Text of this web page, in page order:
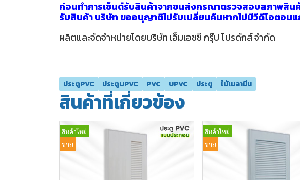
ก่อนทำการเซ็นต์รับสินค้าจากขนส่งกรุณาตรวจสอบสภาพสินค้
รับสินค้า บริษัท ขออนุญาติไม่รับเปลี่ยนคืนหากไม่มีวีดีโอตอนแ
ผลิตและจัดจำหน่ายโดยบริษัท เอ็มเอชซี กรุ๊ป โปรดักส์ จำกัด
ประตูPVC ประตูUPVC PVC UPVC ประตู ไม้เมลามีน
สินค้าที่เกี่ยวข้อง
สินค้าใหม่
ขาย
สินค้าใหม่
ขาย